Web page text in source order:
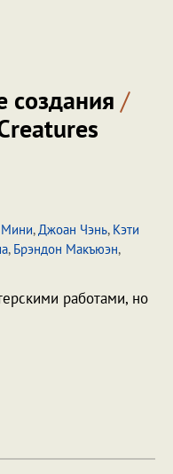
/
,Джоан Чэнь, Кэти
, Брэндон Макъюэн,
работами, но